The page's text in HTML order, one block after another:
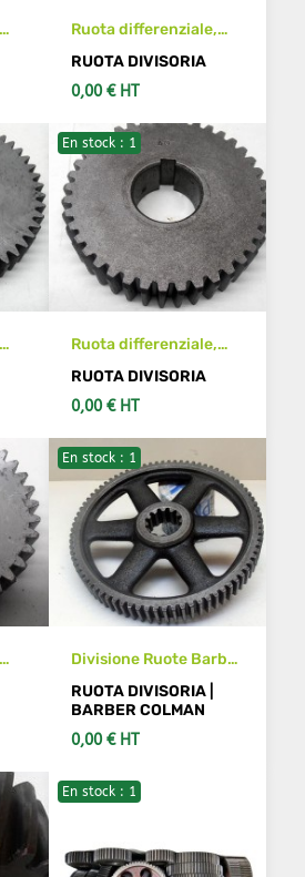
Ruota differenziale,
divisione
RUOTA DIVISORIA
0,00 € HT
VEDI DETTAGLI
En stock : 1
Ruota differenziale,
divisione
RUOTA DIVISORIA
0,00 € HT
VEDI DETTAGLI
En stock : 1
Divisione Ruote Barber
Colman
RUOTA DIVISORIA |
BARBER COLMAN
0,00 € HT
VEDI DETTAGLI
En stock : 1